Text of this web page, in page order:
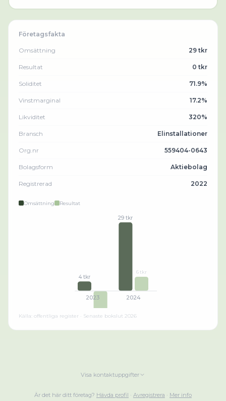
Företagsfakta
Omsättning 29 tkr
Resultat 0 tkr
Soliditet 71.9%
Vinstmarginal 17.2%
Likviditet 320%
Bransch Elinstallationer
Org.nr 559404-0643
Bolagsform Aktiebolag
Registrerad 2022
Omsättning Resultat
4 tkr
2023
29 tkr
6 tkr
2024
Källa: offentliga register · Senaste bokslut 2026
Visa kontaktuppgifter
Är det här ditt företag? Hävda profil · Avregistrera · Mer info